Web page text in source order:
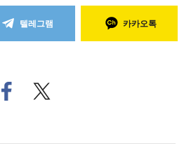
텔레그램 카카오톡
페
이
트위
터로